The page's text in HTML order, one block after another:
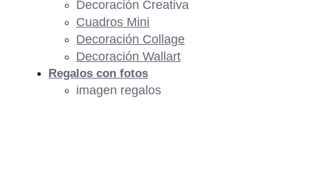
Decoración Creativa
Cuadros Mini
Decoración Collage
Decoración Wallart
Regalos con fotos
imagen regalos